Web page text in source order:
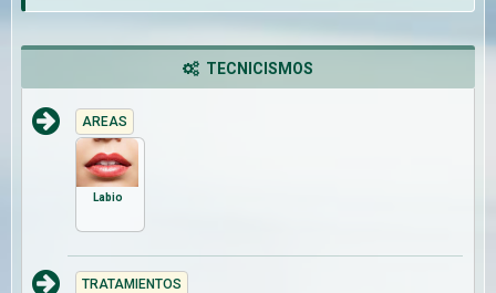
TECNICISMOS
AREAS
Labio
TRATAMIENTOS